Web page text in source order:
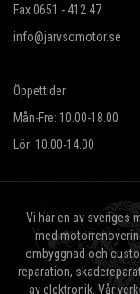
Fax 0651 - 412 47
info@jarvsomotor.se
Öppettider
Mån-Fre: 10.00-18.00
Lör: 10.00-14.00
Vi har en av sveriges
med
ombyggnad och
reparation,
av elektronik. Vår